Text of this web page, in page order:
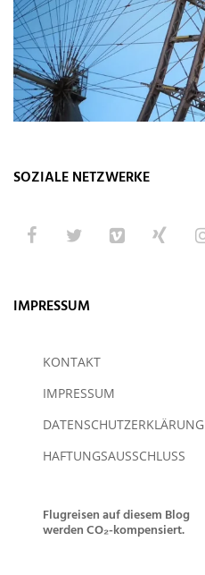
SOZIALE NETZWERKE
IMPRESSUM
KONTAKT
IMPRESSUM
DATENSCHUTZERKLÄRUNG
HAFTUNGSAUSSCHLUSS
Flugreisen auf diesem Blog
werden CO₂-kompensiert.